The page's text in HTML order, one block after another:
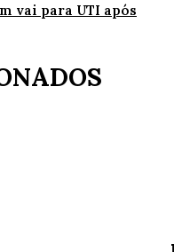
vai para UTI após